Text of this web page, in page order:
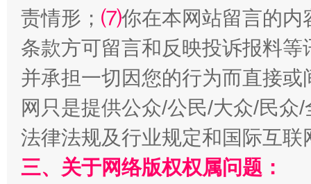
如何以同查同治破解风腐交织难题 养老服
责情形； ⑺你在本网站留言的内
条款方可留言和反映投诉报料
并承担一切因您的行为而直接
网只是提供公众/公民/大众/民
法律法规及行业规定和国际互
三、关于网络版权权属问题：